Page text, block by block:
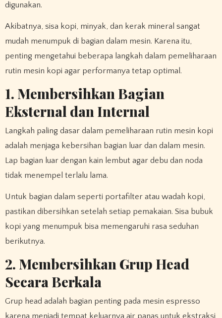
digunakan.
Akibatnya, sisa kopi, minyak, dan kerak mineral sangat
mudah menumpuk di bagian dalam mesin. Karena itu,
penting mengetahui beberapa langkah dalam pemeliharaan
rutin mesin kopi agar performanya tetap optimal.
1. Membersihkan Bagian
Eksternal dan Internal
Langkah paling dasar dalam pemeliharaan rutin mesin kopi
adalah menjaga kebersihan bagian luar dan dalam mesin.
Lap bagian luar dengan kain lembut agar debu dan noda
tidak menempel terlalu lama.
Untuk bagian dalam seperti portafilter atau wadah kopi,
pastikan dibersihkan setelah setiap pemakaian. Sisa bubuk
kopi yang menumpuk bisa memengaruhi rasa seduhan
berikutnya.
2. Membersihkan Grup Head
Secara Berkala
Grup head adalah bagian penting pada mesin espresso
karena menjadi tempat keluarnya air panas untuk ekstraksi